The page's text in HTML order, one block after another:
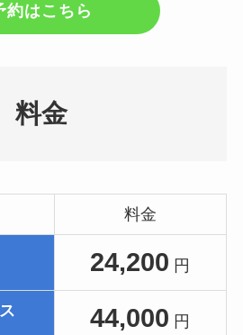
約はこちら
料金
料金
24,200 円
44,000 円